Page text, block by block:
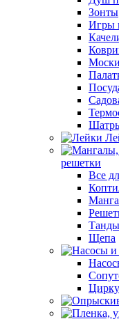
Зонты
Игры
решетки
Все
Щепа